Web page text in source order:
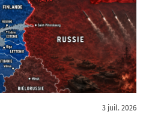
3 juil. 2026